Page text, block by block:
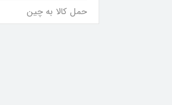
حمل کالا به چین